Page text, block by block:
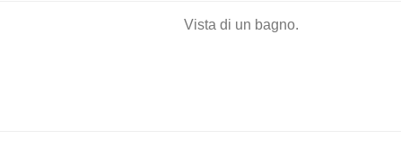
Vista di un bagno.